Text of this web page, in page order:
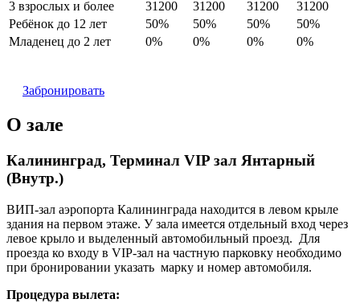
3 взрослых и более
31200 31200 31200
31200
Ребёнок до 12 лет
50% 50% 50%
50%
Младенец до 2 лет
0% 0% 0% 0%
Забронировать
О зале
Калининград, Терминал VIP зал Янтарный
(Внутр.)
ВИП-зал аэропорта Калининграда находится в левом крыле
здания на первом этаже. У зала имеется отдельный вход через
левое крыло и выделенный автомобильный проезд. Для
проезда ко входу в VIP-зал на частную парковку необходимо
при бронировании указать марку и номер автомобиля.
Процедура вылета: